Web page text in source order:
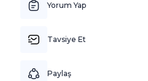
Yorum Yap
Tavsiye Et
Paylaş